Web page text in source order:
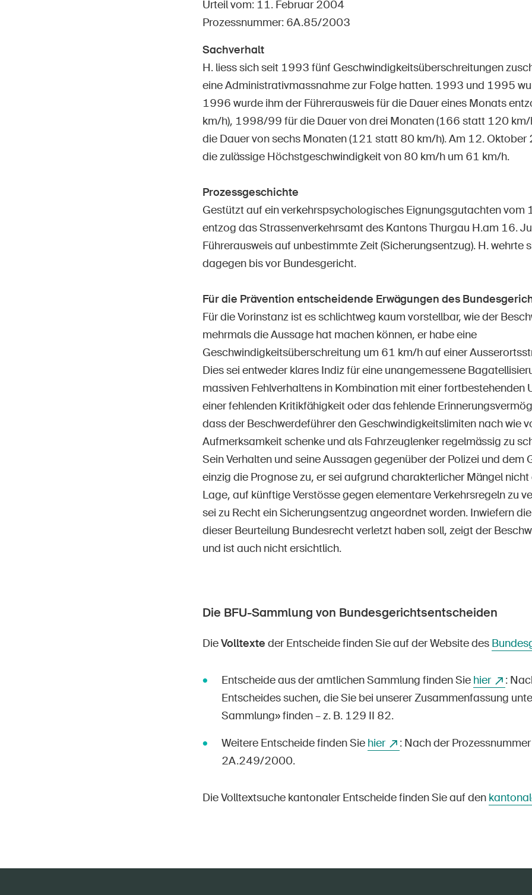
Startseite Newsletter abonnieren
Urteil vom: 11. Februar 2004
Prozessnummer: 6A.85/2003
Sachverhalt
H. liess sich seit 1993 fünf Geschwindigkeitsüberschreitungen
eine Administrativmassnahme zur Folge hatten. 1993 und 1995
1996 wurde ihm der Führerausweis für die Dauer eines Monats
km/h), 1998/99 für die Dauer von drei Monaten (166 statt 120
die Dauer von sechs Monaten (121 statt 80 km/h). Am 12.
die zulässige Höchstgeschwindigkeit von 80 km/h um 61 km/h.
Prozessgeschichte
Gestützt auf ein verkehrspsychologisches Eignungsgutachten
entzog das Strassenverkehrsamt des Kantons Thurgau H.am 16.
Führerausweis auf unbestimmte Zeit (Sicherungsentzug). H. wehrte
dagegen bis vor Bundesgericht.
Für die Prävention entscheidende Erwägungen des
Für die Vorinstanz ist es schlichtweg kaum vorstellbar, wie der
mehrmals die Aussage hat machen können, er habe eine
Geschwindigkeitsüberschreitung um 61 km/h auf einer
Dies sei entweder klares Indiz für eine unangemessene
massiven Fehlverhaltens in Kombination mit einer fortbestehenden
einer fehlenden Kritikfähigkeit oder das fehlende
dass der Beschwerdeführer den Geschwindigkeitslimiten nach wie
Aufmerksamkeit schenke und als Fahrzeuglenker regelmässig zu
Sein Verhalten und seine Aussagen gegenüber der Polizei und dem
einzig die Prognose zu, er sei aufgrund charakterlicher Mängel
Lage, auf künftige Verstösse gegen elementare Verkehrsregeln zu
sei zu Recht ein Sicherungsentzug angeordnet worden. Inwiefern
dieser Beurteilung Bundesrecht verletzt haben soll, zeigt der
und ist auch nicht ersichtlich.
Die BFU-Sammlung von Bundesgerichtsentscheiden
DieVolltexte der Entscheide finden Sie auf der Website des
Entscheide aus der amtlichen Sammlung finden Sie hier
:
Entscheides suchen, die Sie bei unserer Zusammenfassung
Sammlung» finden – z. B. 129 II 82.
Weitere Entscheide finden Sie hier
: Nach der
2A.249/2000.
Die Volltextsuche kantonaler Entscheide finden Sie auf den